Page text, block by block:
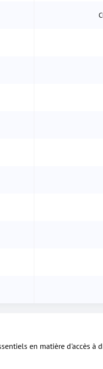
en matière d'accès